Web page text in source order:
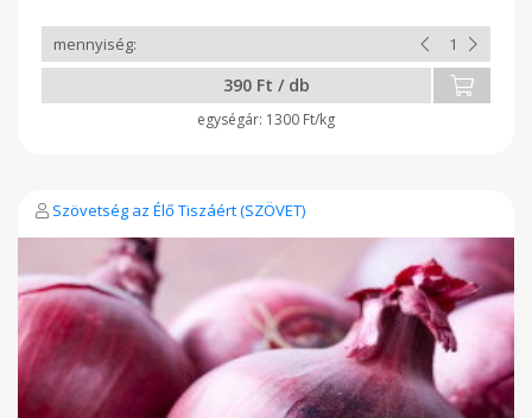
390 Ft / db
1300 Ft/kg
Szövetség az Élő Tiszáért (SZÖVET)